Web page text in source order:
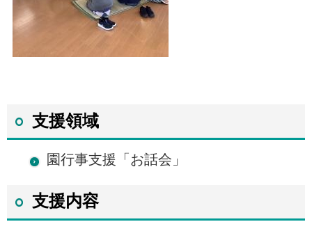
支援領域
園行事支援「お話会」
支援内容